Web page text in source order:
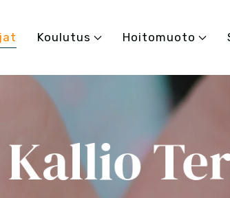
Koulutus Hoitomuoto
Kallio